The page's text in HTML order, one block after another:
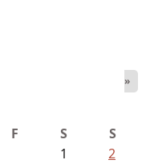
»
F S
S
1
2